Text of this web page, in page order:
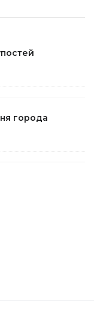
города